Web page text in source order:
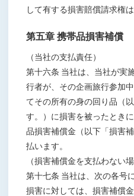
して有する損害賠償請求権
第五章 携帯品損害補償
（当社の支払責任）
第十六条 当社は、当社が実
行者が、その企画旅行参加
てその所有の身の回り品（
す。）に損害を被ったとき
品損害補償金（以下「損害
払います。
（損害補償金を支払わない
第十七条 当社は、次の各号
損害に対しては、損害補償